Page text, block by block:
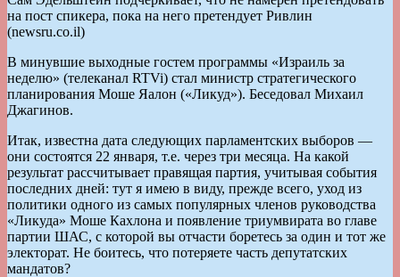
на пост спикера, пока на него претендует Ривлин
(newsru.co.il)
В минувшие выходные гостем программы «Израиль за
неделю» (телеканал RTVi) стал министр стратегического
планирования Моше Яалон («Ликуд»). Беседовал Михаил
Джагинов.
Итак, известна дата следующих парламентских выборов —
они состоятся 22 января, т.е. через три месяца. На какой
результат рассчитывает правящая партия, учитывая события
последних дней: тут я имею в виду, прежде всего, уход из
политики одного из самых популярных членов руководства
«Ликуда» Моше Кахлона и появление триумвирата во главе
партии ШАС, с которой вы отчасти боретесь за один и тот же
электорат. Не боитесь, что потеряете часть депутатских
мандатов?